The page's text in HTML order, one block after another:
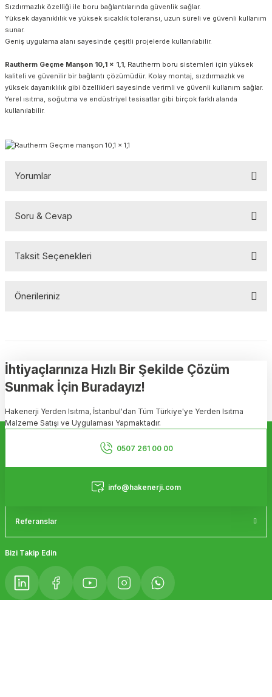
Sızdırmazlık özelliği ile boru bağlantılarında güvenlik sağlar.
Yüksek dayanıklılık ve yüksek sıcaklık toleransı, uzun süreli ve güvenli kullanım
sunar.
Geniş uygulama alanı sayesinde çeşitli projelerde kullanılabilir.
Rautherm Geçme Manşon 10,1 x 1,1 , Rautherm boru sistemleri için yüksek
kaliteli ve güvenilir bir bağlantı çözümüdür. Kolay montaj, sızdırmazlık ve
yüksek dayanıklılık gibi özellikleri sayesinde verimli ve güvenli kullanım sağlar.
Yerel ısıtma, soğutma ve endüstriyel tesisatlar gibi birçok farklı alanda
kullanılabilir.
Yorumlar
Soru & Cevap
Taksit Seçenekleri
Önerileriniz
Görüş ve önerileriniz için teşekkür ederiz.
Ürün resmi kalitesiz, bozuk veya görüntülenemiyor.
Ürün açıklamasında eksik bilgiler bulunuyor.
Ürün bilgilerinde hatalar bulunuyor.
Ürün fiyatı diğer sitelerden daha pahalı.
Bu ürüne benzer farklı alternatifler olmalı.
İhtiyaçlarınıza Hızlı Bir Şekilde Çözüm
Sunmak İçin Buradayız!
Hakenerji Yerden Isıtma, İstanbul'dan Tüm Türkiye'ye Yerden Isıtma
Malzeme Satışı ve Uygulaması Yapmaktadır.
0507 261 00 00
info@hakenerji.com
Referanslar
Bizi Takip Edin